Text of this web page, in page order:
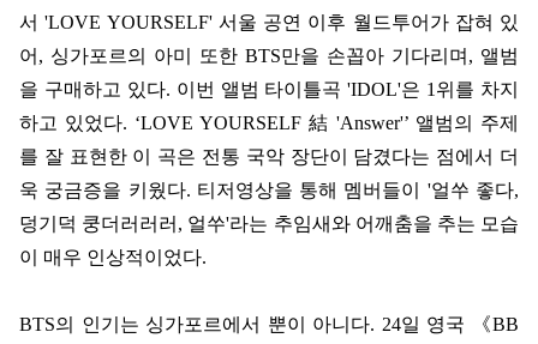
서'LOVE YOURSELF' 서울 공연 이후 월드투어가 잡혀 있
어 , 싱가포르의 아미 또한 BTS만을 손꼽아 기다리며 , 앨범
을 구매하고 있다. 이번 앨범 타이틀곡'IDOL'은 1 위를 차지
하고 있었다. ‘LOVE YOURSELF 結'Answer'’ 앨범의 주제
를 잘 표현한 이 곡은 전통 국악 장단이 담겼다는 점에서 더
욱 궁금증을 키웠다. 티저영상을 통해 멤버들이 '얼쑤 좋다,
덩기덕 쿵더러러러 , 얼쑤'라는 추임새와 어깨춤을 추는 모습
이 매우 인상적이었다.
BTS의 인기는 싱가포르에서 뿐이 아니다. 24일 영국 《BB